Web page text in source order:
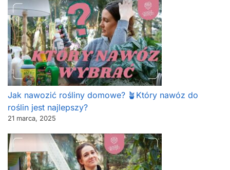
Jak nawozić rośliny domowe? 🪴Który nawóz do
roślin jest najlepszy?
21 marca, 2025